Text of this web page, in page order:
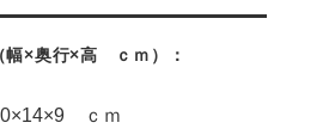
幅×奥行×高 ｃｍ）：
ｃｍ